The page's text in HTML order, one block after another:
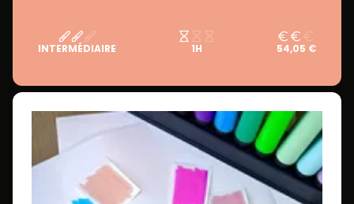
INTERMÉDIAIRE 1H 54,05 €